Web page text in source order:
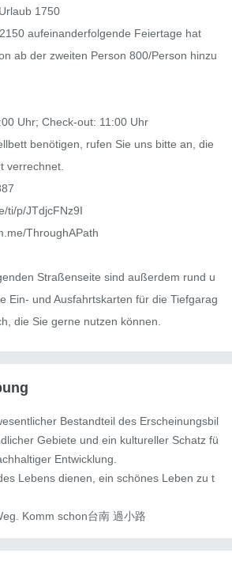
1750
aufeinanderfolgende Feiertage hat
ab der zweiten Person 800/Person hinzu
Uhr; Check-out: 11:00 Uhr
benötigen, rufen Sie uns bitte an, die
verrechnet.
Straßenseite sind außerdem rund u
Ein- und Ausfahrtskarten für die Tiefgarag
die Sie gerne nutzen können.
Bestandteil des Erscheinungsbil
Gebiete und ein kultureller Schatz fü
Entwicklung.
Lebens dienen, ein schönes Leben zu t
Komm schon台南 過小路